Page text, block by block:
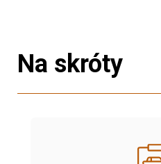
Na skróty